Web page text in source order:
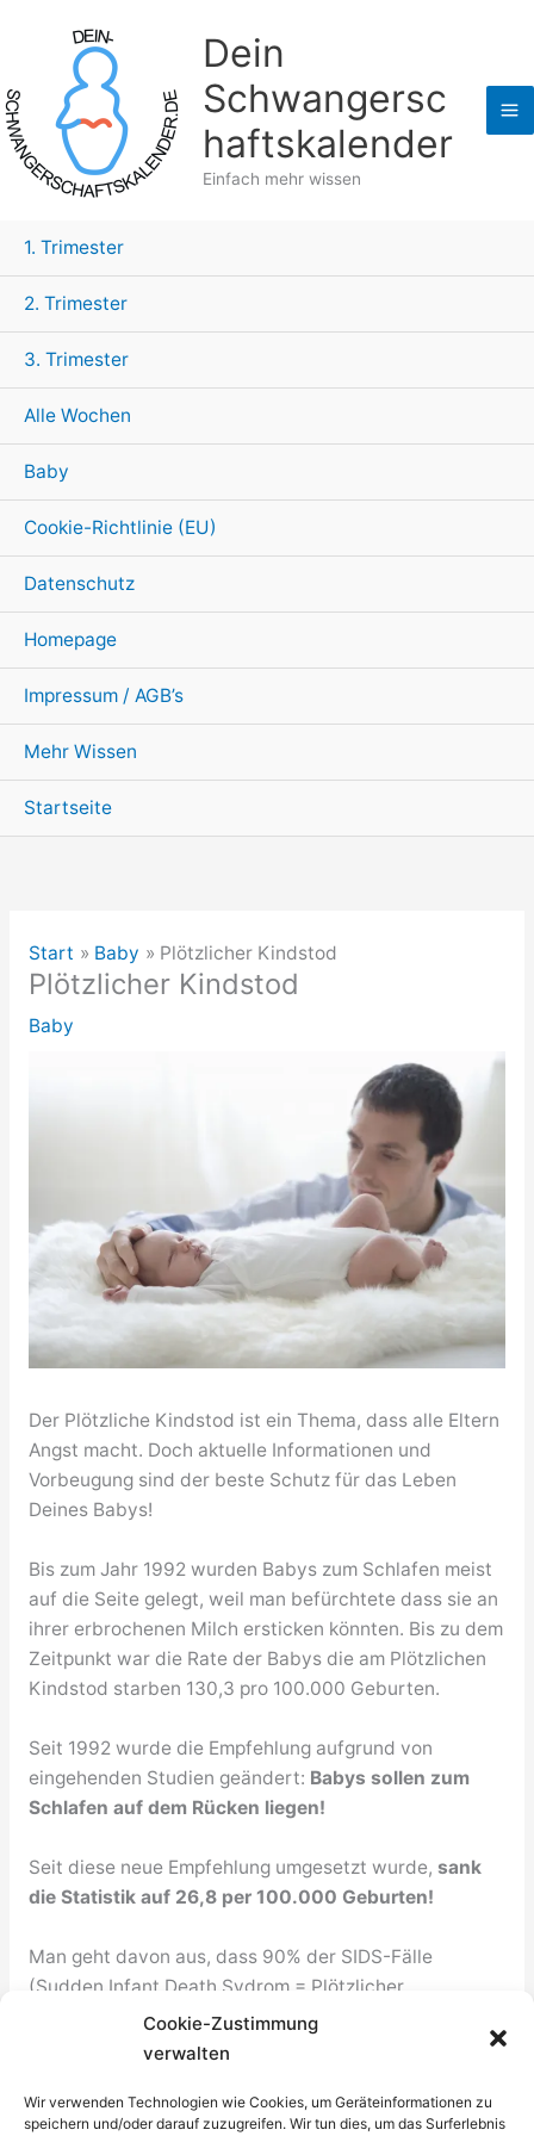
Cookie-Zustimmung
verwalten
Wir verwenden Technologien wie Cookies, um Geräteinformationen zu
speichern und/oder darauf zuzugreifen. Wir tun dies, um das Surferlebnis
springen
Dein
Schwangersc
haftskalender
Einfach mehr wissen
1. Trimester
2. Trimester
3. Trimester
Alle Wochen
Baby
Cookie-Richtlinie (EU)
Datenschutz
Homepage
Impressum / AGB’s
Mehr Wissen
Startseite
Start Baby Plötzlicher Kindstod
Plötzlicher Kindstod
Baby
Der Plötzliche Kindstod ist ein Thema, dass alle Eltern
Angst macht. Doch aktuelle Informationen und
Vorbeugung sind der beste Schutz für das Leben
Deines Babys!
Bis zum Jahr 1992 wurden Babys zum Schlafen meist
auf die Seite gelegt, weil man befürchtete dass sie an
ihrer erbrochenen Milch ersticken könnten. Bis zu dem
Zeitpunkt war die Rate der Babys die am Plötzlichen
Kindstod starben 130,3 pro 100.000 Geburten.
Seit 1992 wurde die Empfehlung aufgrund von
eingehenden Studien geändert: Babys sollen zum
Schlafen auf dem Rücken liegen!
Seit diese neue Empfehlung umgesetzt wurde, sank
die Statistik auf 26,8 per 100.000 Geburten!
Man geht davon aus, dass 90% der SIDS-Fälle
(Sudden Infant Death Sydrom = Plötzlicher
Kindestod) vermeidbar wären, wenn Eltern die
Empfehungen einhielten. Die richtige Schlafumgebung,
eine wichtige Rolle.